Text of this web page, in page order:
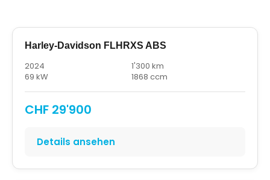
Harley-Davidson FLHRXS ABS
2024
1'300 km
69 kW
1868 ccm
CHF 29'900
Details ansehen